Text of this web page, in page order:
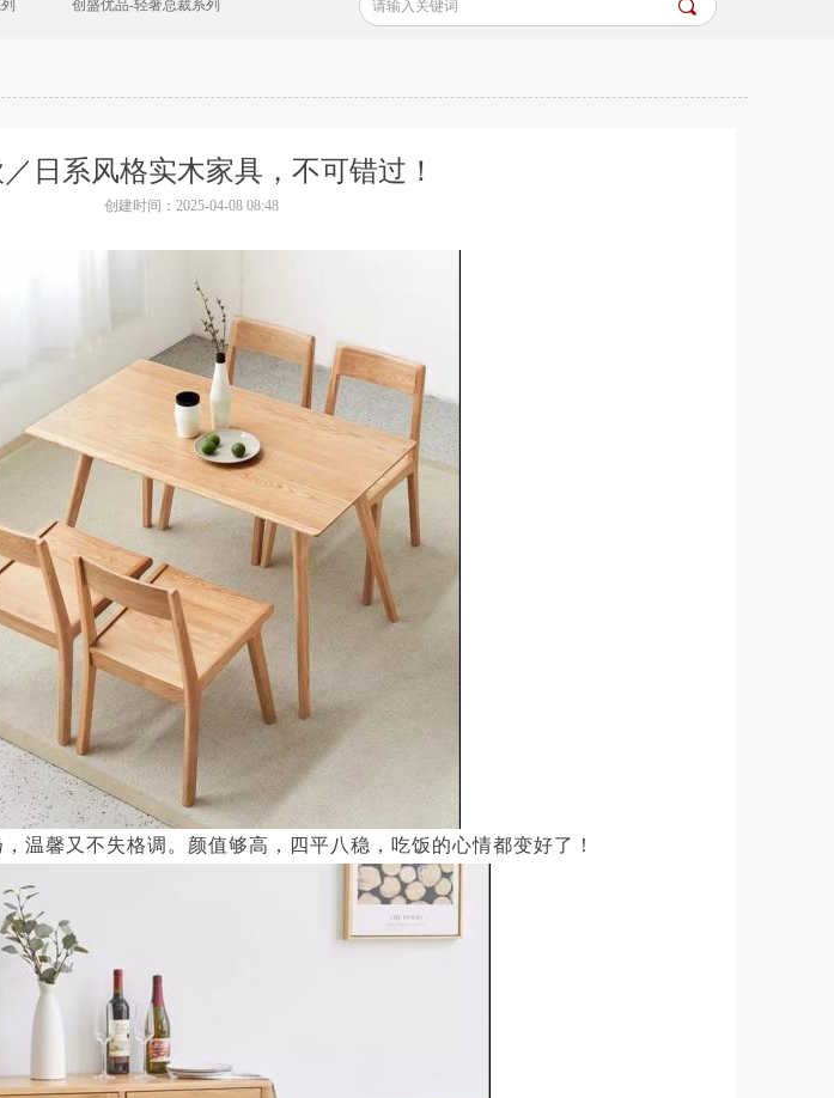
创盛优品-轻奢总裁系列 끠
日系风格实木家具，不可错过！
创建时间： 2025-04-08 08:48
温馨又不失格调。颜值够高，四平八稳，吃饭的心情都变好了！